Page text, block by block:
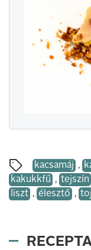
kacsamáj ,
kakukkfű , tejszín
liszt , élesztő ,